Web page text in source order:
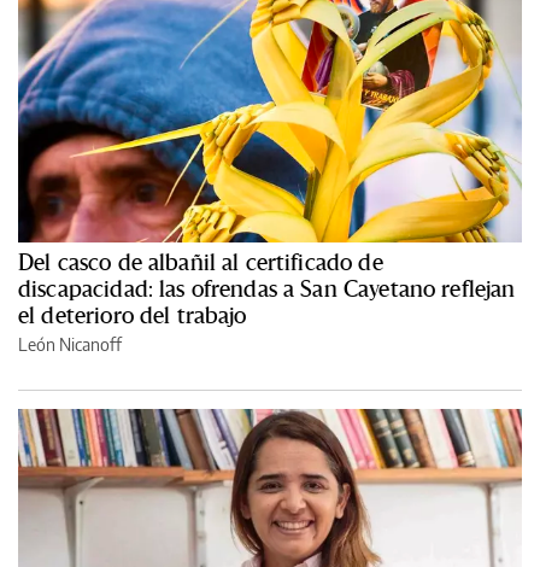
Del casco de albañil al certificado de
discapacidad: las ofrendas a San Cayetano reflejan
el deterioro del trabajo
León Nicanoff